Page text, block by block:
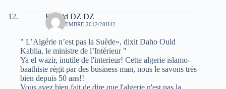
Rachid DZ DZ
13 NOVEMBRE 2012/20H42
" L’Algérie n’est pas la Suède», dixit Daho Ould
Kablia, le ministre de l’Intérieur "
Ya el wazir, inutile de l'interieur! Cette algerie islamo-
baathiste régit par des business man, nous le savons très
bien depuis 50 ans!!